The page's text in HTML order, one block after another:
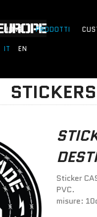
HOME PRODOTTI
IT EN
STICKERS
Sticker
PVC.
misure: